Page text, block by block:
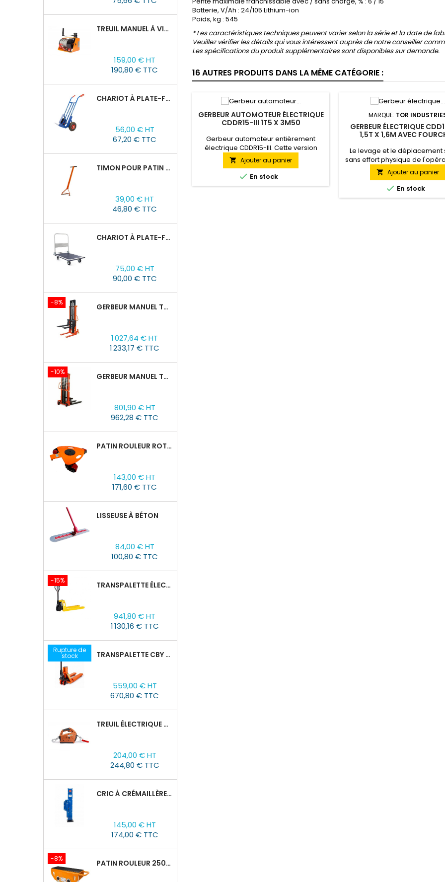
base
TREUIL MANUEL À VIS SANS FIN VS500, 0,5TX25M
159,00 € HT
190,80 € TTC
CHARIOT À PLATE-FORME TOR HT 300
56,00 € HT
67,20 € TTC
TIMON POUR PATIN ROULEUR CRA-4/6/8
39,00 € HT
46,80 € TTC
CHARIOT À PLATE-FORME TOR PH 300KG
75,00 € HT
90,00 € TTC
-8% GERBEUR MANUEL TOR CTY-EH 2T/3M FOURCHES RÉGLABLES 320-770MM
base
1 027,64 € HT
1 233,17 € TTC
-10% GERBEUR MANUEL TOR CTY-EH 1,5T/1,6M FOURCHES RÉGLABLES 320-770 MM
base
801,90 € HT
962,28 € TTC
PATIN ROULEUR ROTATIVE WCRP-5, CAPACITÉ DE CHARGE 4T
143,00 € HT
171,60 € TTC
LISSEUSE À BÉTON
84,00 € HT
100,80 € TTC
-15% TRANSPALETTE ÉLECTRIQUE EPT 15H : 1500KG/1150MM X 550MM
base
941,80 € HT
1 130,16 € TTC
Rupture de
stock TRANSPALETTE CBY 2,5T AVEC BALANCE
559,00 € HT
670,80 € TTC
TREUIL ÉLECTRIQUE PORTABLE TOR SQ-01-450KG/4.6M
204,00 € HT
244,80 € TTC
CRIC À CRÉMAILLÈRE TOR SJ, 1,5T/60-600 MM
145,00 € HT
174,00 € TTC
-8% PATIN ROULEUR 2500R-02, CAPACITÉ DE CHARGE 2,5T
Batterie, V/Ah : 24/105 Lithium-ion
Poids, kg : 545
* Les caractéristiques techniques peuvent varier selon la série et la date de
Veuillez vérifier les détails qui vous intéressent auprès de notre conseiller
Les spécifications du produit supplémentaires sont disponibles sur demande.
16 AUTRES PRODUITS DANS LA MÊME CATÉGORIE :
GERBEUR AUTOMOTEUR ÉLECTRIQUE
CDDR15-III 1T5 X 3M50
Gerbeur automoteur entièrement
électrique CDDR15-III. Cette version
soulève une charge pesant jusqu'à 1,5
tonne, à une hauteur de 3.5 mètres.
Équipé avec une batterie de
24V/240Ah
 Ajouter au panier
 En stock
MARQUE: TOR
GERBEUR ÉLECTRIQUE
1,5T X 1,6M AVEC
Le levage et le déplacement
sans effort physique de
qui permet de transporter les
de manière rapide et
efficace pour une utilisation
entrepôts de toute intensité
 Ajouter au panier
 En stock